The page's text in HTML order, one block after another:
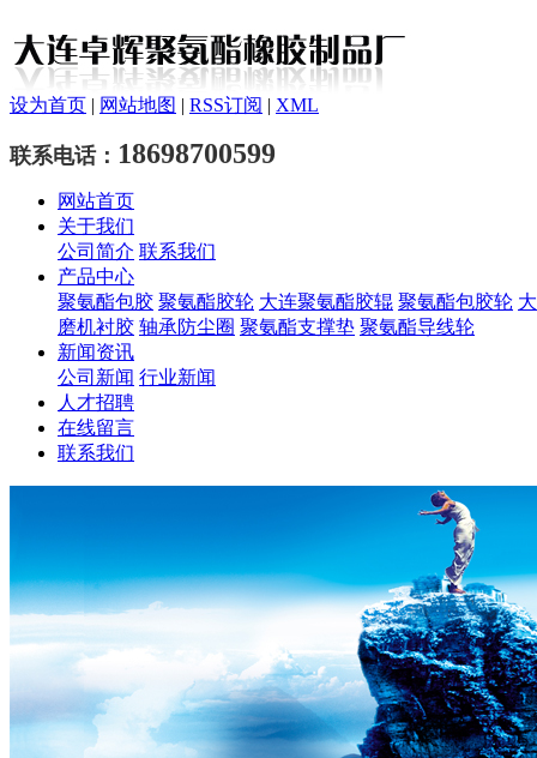
设为首页 | 网站地图 | RSS订阅 | XML
联系电话： 18698700599
网站首页
关于我们
公司简介 联系我们
产品中心
聚氨酯包胶 聚氨酯胶轮 大连聚氨酯胶辊 聚氨酯包胶轮
磨机衬胶 轴承防尘圈 聚氨酯支撑垫 聚氨酯导线轮
新闻资讯
公司新闻 行业新闻
人才招聘
在线留言
联系我们